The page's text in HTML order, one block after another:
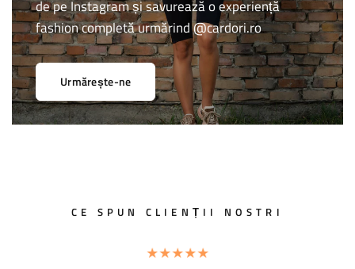
de pe Instagram și savurează o experiență
fashion completă urmărind @cardori.ro
Urmărește-ne
CE SPUN CLIENȚII NOSTRI